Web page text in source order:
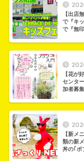
【出店
で『キ
で『無
【花が
センタ
加者募
【新メ
類の新
丼の｢ポ